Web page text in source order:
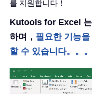
를 지원합니다！
Kutools for Excel
하며， 필요한 기능
할 수 있습니다。。。